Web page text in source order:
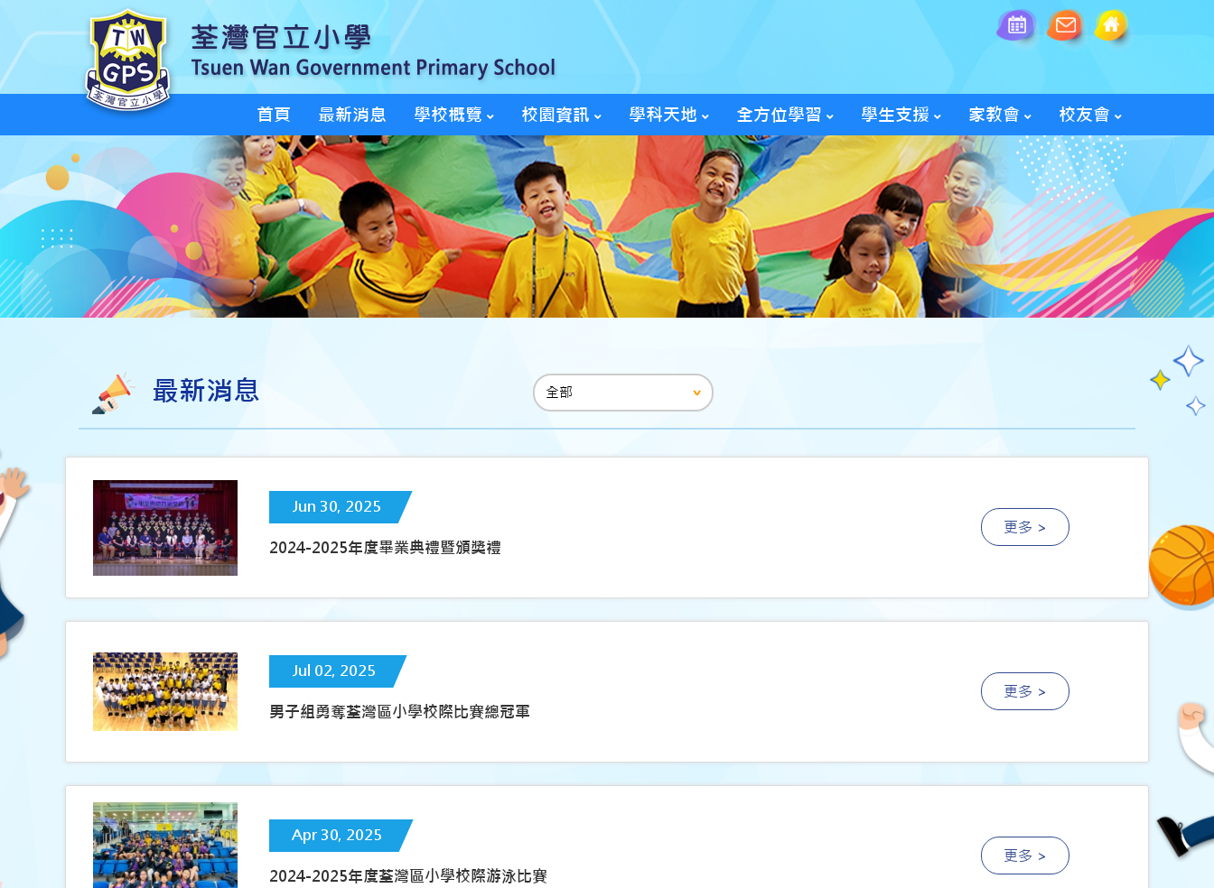
首頁 最新消息 學校概覽 校園資訊 學科天地 全方位學習 學生支援 家教會 校友會
最新消息
Jun 30, 2025
2024-2025年度畢業典禮暨頒獎禮
更多 >
Jul 02, 2025
男子組勇奪荃灣區小學校際比賽總冠軍
更多 >
Apr 30, 2025
2024-2025年度荃灣區小學校際游泳比賽
更多 >